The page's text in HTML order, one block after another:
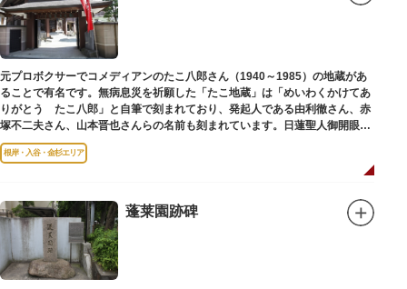
元プロボクサーでコメディアンのたこ八郎さん（1940～1985）の地蔵があ
ることで有名です。無病息災を祈願した「たこ地蔵」は「めいわくかけてあ
りがとう たこ八郎」と自筆で刻まれており、発起人である由利徹さん、赤
塚不二夫さん、山本晋也さんらの名前も刻まれています。日蓮聖人御開眼の
毘沙門天を奉安しています。
根岸・入谷・金杉エリア
蓬莱園跡碑